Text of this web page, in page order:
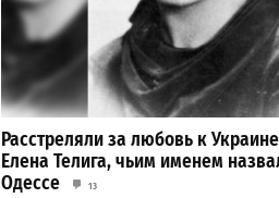
Расстреляли за любовь к
Елена Телига, чьим именем
Одессе
13